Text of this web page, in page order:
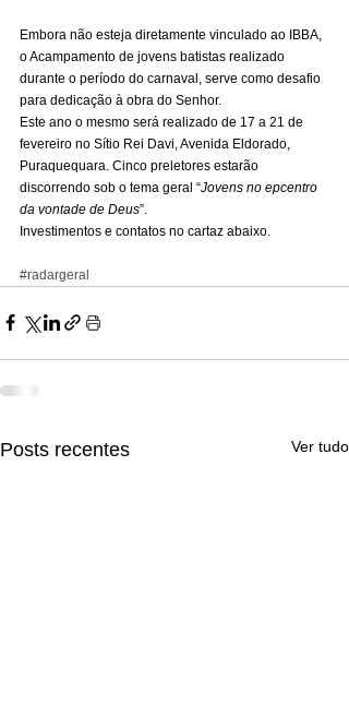
Embora não esteja diretamente vinculado ao IBBA,
o Acampamento de jovens batistas realizado
durante o período do carnaval, serve como desafio
para dedicação à obra do Senhor.
Este ano o mesmo será realizado de 17 a 21 de
fevereiro no Sítio Rei Davi, Avenida Eldorado,
Puraquequara. Cinco preletores estarão
discorrendo sob o tema geral “Jovens no epcentro
da vontade de Deus”.
Investimentos e contatos no cartaz abaixo.
#radargeral
Posts recentes Ver tudo